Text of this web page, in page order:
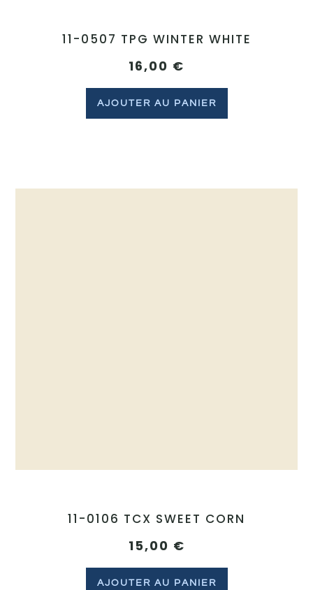
11-0507 TPG WINTER WHITE
16,00 €
AJOUTER AU PANIER
11-0106 TCX SWEET CORN
15,00 €
AJOUTER AU PANIER